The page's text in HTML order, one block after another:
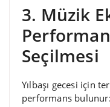
3. Müzik
Seçilmesi
Yılbaşı gecesi için
performans bulunur: